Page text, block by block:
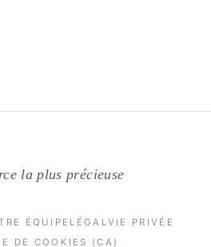
la plus précieuse
ÉQUIPE LÉGALVIE PRIVÉE
DE COOKIES (CA)